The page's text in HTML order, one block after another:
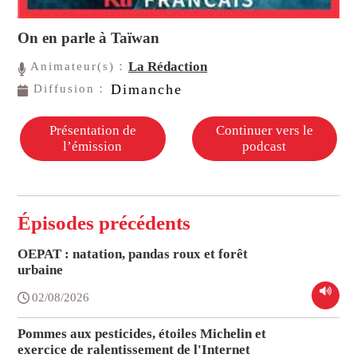
On en parle à Taïwan
Animateur(s)：La Rédaction
Diffusion： Dimanche
Présentation de
l’émission
Continuer vers le
podcast
Épisodes précédents
OEPAT : natation, pandas roux et forêt
urbaine
02/08/2026
Pommes aux pesticides, étoiles Michelin et
exercice de ralentissement de l'Internet